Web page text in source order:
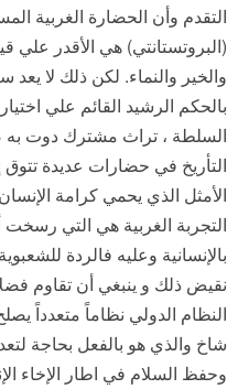
التقدم وأن الحضارة الغربية
(البروتستانتي) هي الأقدر علي
والخير والنماء. لكن ذلك لا يعد
بالحكم الرشيد القائم علي
السلطة ، تراث مشترك دوت به
التأريخ في حضارات عديدة تتوق
الأمثل الذي يحمي كرامة
التجربة الغربية هي التي
بالإنسانية وعليه فالردة
نقيض ذلك و ينبغي أن تقاوم
النظام الدولي نظاماً متعدداً
شاخ والذي هو بالفعل بحاجة
وحفظ السلام في اطار الإخاء